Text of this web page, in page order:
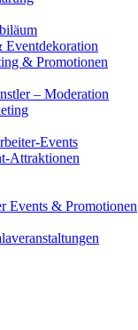
Eventdekoration
& Promotionen
– Moderation
Events
Attraktionen
Events & Promotionen